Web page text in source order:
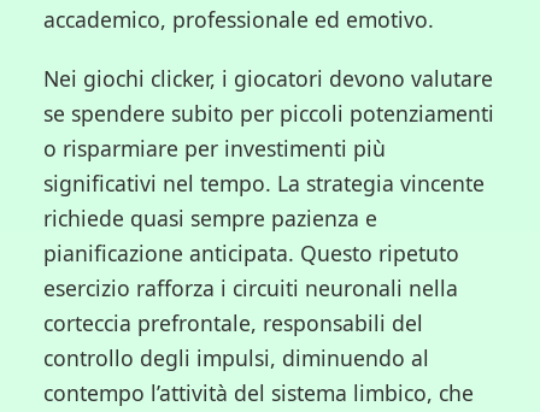
accademico, professionale ed emotivo.
Nei giochi clicker, i giocatori devono valutare
se spendere subito per piccoli potenziamenti
o risparmiare per investimenti più
significativi nel tempo. La strategia vincente
richiede quasi sempre pazienza e
pianificazione anticipata. Questo ripetuto
esercizio rafforza i circuiti neuronali nella
corteccia prefrontale, responsabili del
controllo degli impulsi, diminuendo al
contempo l’attività del sistema limbico, che